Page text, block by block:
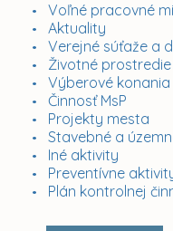
Voľné pracovné
Aktuality
Verejné súťaže a
Životné prostredie
Výberové konania
Činnosť MsP
Projekty mesta
Stavebné a
Iné aktivity
Preventívne
Plán kontrolnej